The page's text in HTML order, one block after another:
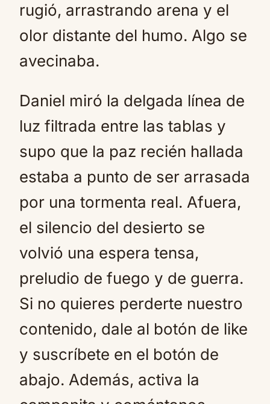
rugió, arrastrando arena y el
olor distante del humo. Algo se
avecinaba.
Daniel miró la delgada línea de
luz filtrada entre las tablas y
supo que la paz recién hallada
estaba a punto de ser arrasada
por una tormenta real. Afuera,
el silencio del desierto se
volvió una espera tensa,
preludio de fuego y de guerra.
Si no quieres perderte nuestro
contenido, dale al botón de like
y suscríbete en el botón de
abajo. Además, activa la